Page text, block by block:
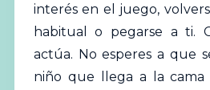
interés en el juego,
habitual o pegarse a ti.
actúa. No esperes a que
niño que llega a la cama